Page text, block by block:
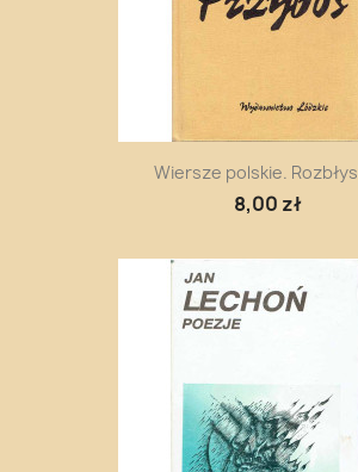
Wiersze polskie.
8,00 zł